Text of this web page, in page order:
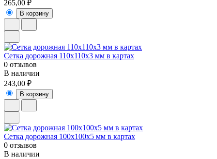
265,00 ₽
В корзину
Cетка дорожная 110х110х3 мм в картах
0 отзывов
В наличии
243,00 ₽
В корзину
Cетка дорожная 100х100х5 мм в картах
0 отзывов
В наличии